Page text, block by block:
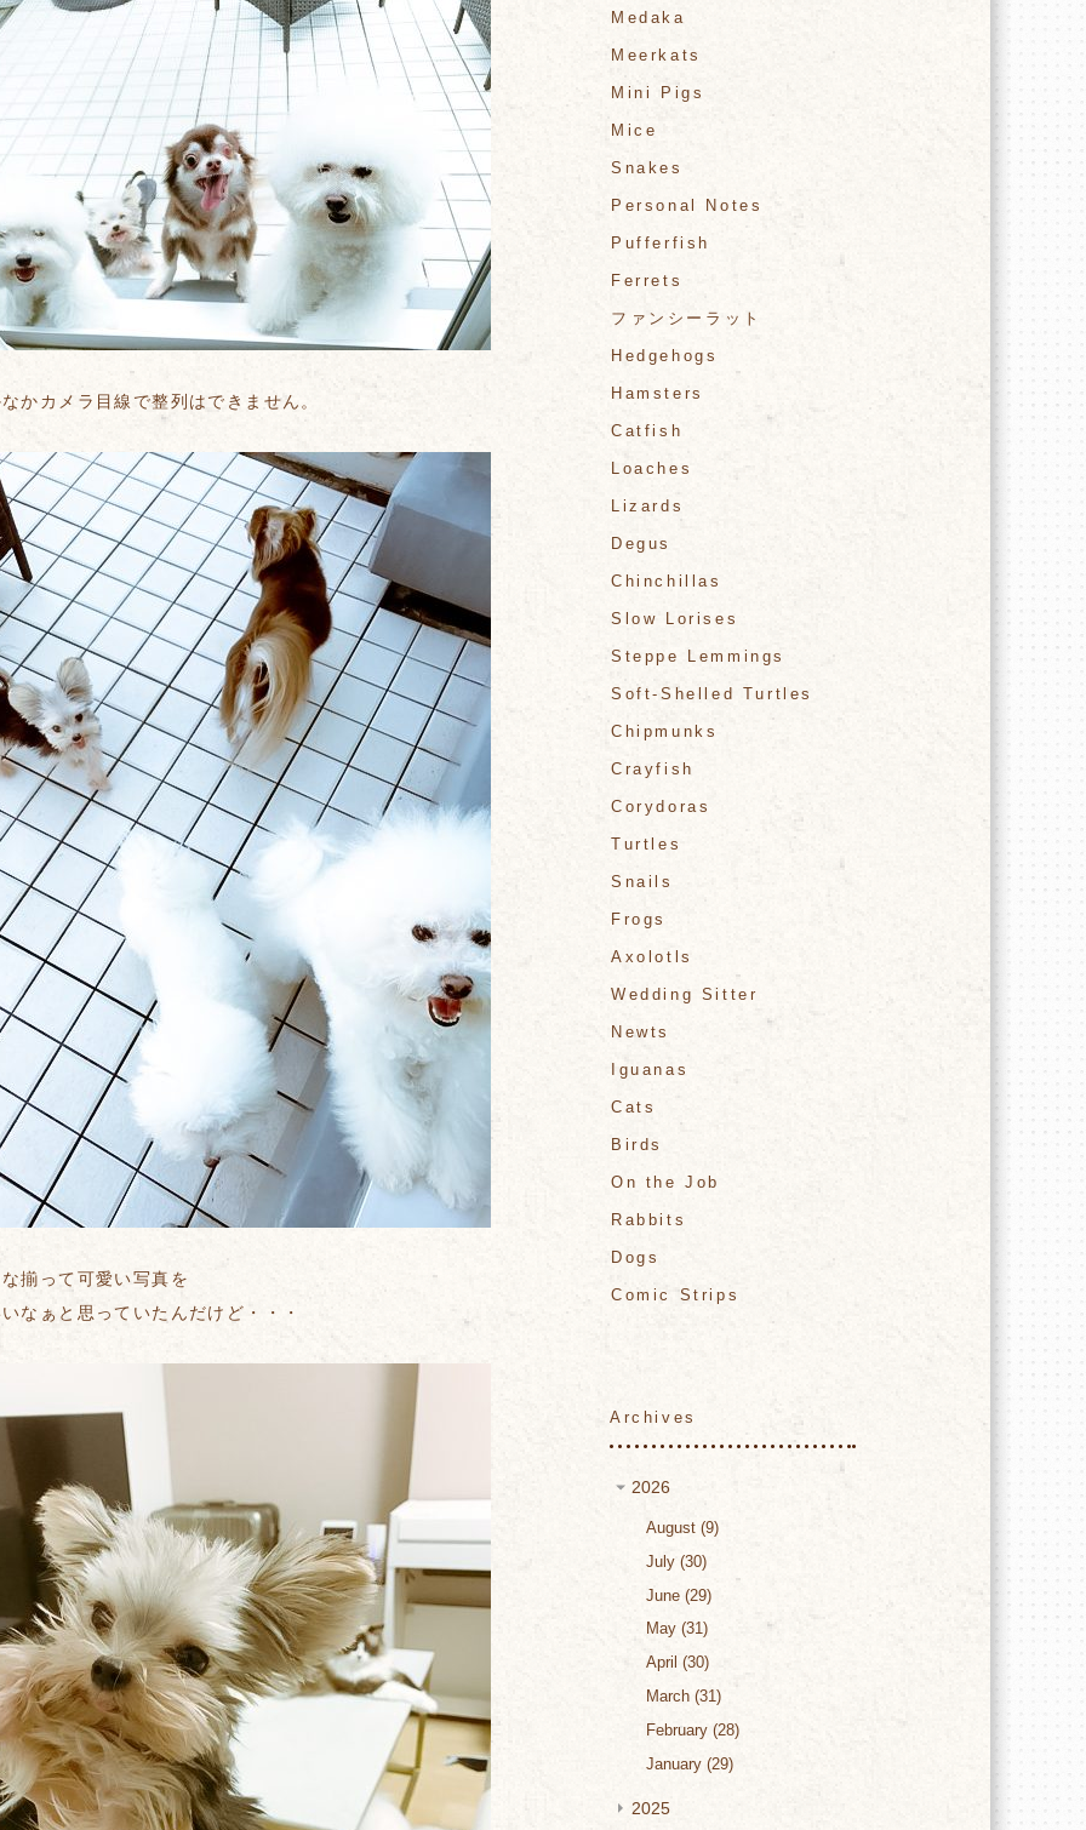
かカメラ目線で整列はできません。
揃って可愛い写真を
なぁと思っていたんだけど・・・
Medaka
Meerkats
Mini Pigs
Mice
Snakes
Personal Notes
Pufferfish
Ferrets
ファンシーラット
Hedgehogs
Hamsters
Catfish
Loaches
Lizards
Degus
Chinchillas
Slow Lorises
Steppe Lemmings
Soft-Shelled Turtles
Chipmunks
Crayfish
Corydoras
Turtles
Snails
Frogs
Axolotls
Wedding Sitter
Newts
Iguanas
Cats
Birds
On the Job
Rabbits
Dogs
Comic Strips
Archives
2026
August 9
July 30
June 29
May 31
April
30
March 31
February 28
January 29
2025